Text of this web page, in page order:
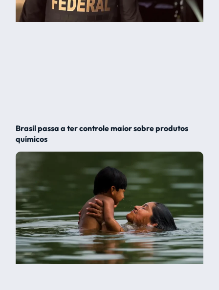
Brasil passa a ter controle maior sobre produtos
químicos